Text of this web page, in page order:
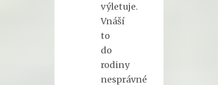
výletuje.
Vnáší
to
do
rodiny
nesprávné